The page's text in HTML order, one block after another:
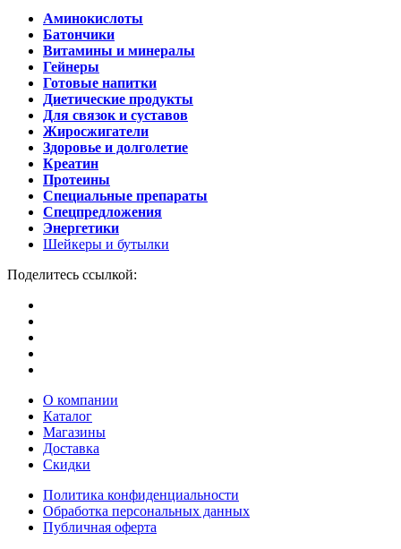
Аминокислоты
Батончики
Витамины и минералы
Гейнеры
Готовые напитки
Диетические продукты
Для связок и суставов
Жиросжигатели
Здоровье и долголетие
Креатин
Протеины
Специальные препараты
Спецпредложения
Энергетики
Шейкеры и бутылки
Поделитесь ссылкой:
О компании
Каталог
Магазины
Доставка
Скидки
Политика конфиденциальности
Обработка персональных данных
Публичная оферта